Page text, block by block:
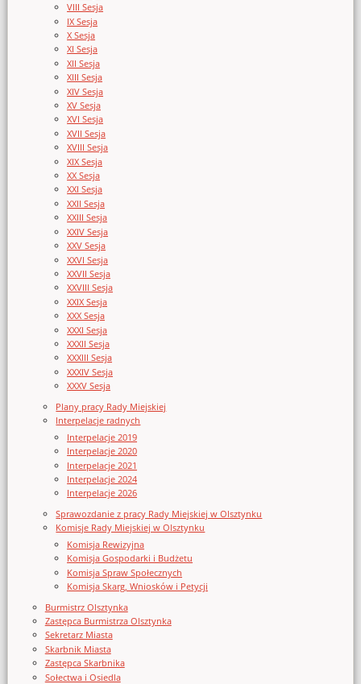
VIII Sesja
IX Sesja
X Sesja
XI Sesja
XII Sesja
XIII Sesja
XIV Sesja
XV Sesja
XVI Sesja
XVII Sesja
XVIII Sesja
XIX Sesja
XX Sesja
XXI Sesja
XXII Sesja
XXIII Sesja
XXIV Sesja
XXV Sesja
XXVI Sesja
XXVII Sesja
XXVIII Sesja
XXIX Sesja
XXX Sesja
XXXI Sesja
XXXII Sesja
XXXIII Sesja
XXXIV Sesja
XXXV Sesja
Plany pracy Rady Miejskiej
Interpelacje radnych
Interpelacje 2019
Interpelacje 2020
Interpelacje 2021
Interpelacje 2024
Interpelacje 2026
Sprawozdanie z pracy Rady Miejskiej w Olsztynku
Komisje Rady Miejskiej w Olsztynku
Komisja Rewizyjna
Komisja Gospodarki i Budżetu
Komisja Spraw Społecznych
Komisja Skarg, Wniosków i Petycji
Burmistrz Olsztynka
Zastępca Burmistrza Olsztynka
Sekretarz Miasta
Skarbnik Miasta
Zastępca Skarbnika
Sołectwa i Osiedla